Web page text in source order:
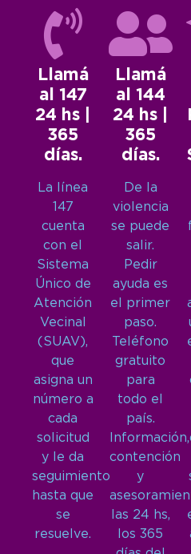
Llamá
al 147
24 hs |
365
días.
La línea
147
cuenta
con el
Sistema
Único de
Atención
Vecinal
(SUAV),
que
asigna un
número a
cada
solicitud
y le da
seguimiento
hasta que
se
resuelve.
Llamá
al 144
24 hs |
365
días.
De la
violencia
se puede
salir.
Pedir
ayuda es
el primer
paso.
Teléfono
gratuito
para
todo el
país.
Información,
contención
y
las 24 hs,
los 365